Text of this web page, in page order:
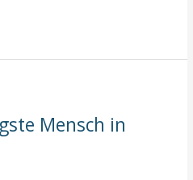
Mensch in